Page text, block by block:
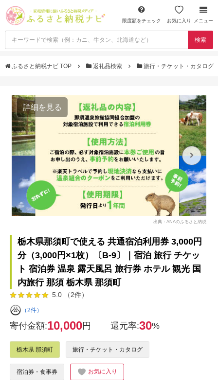
限度額をチェック お気に入り メニュー
検索
ふるさと納税ナビ TOP 返礼品検索 旅行・チケット・カタログ
詳細を見る
出典：ANAのふるさと納税
栃木県那須町で使える 共通宿泊利用券 3,000円
分（3,000円×1枚）〔B-9〕｜宿泊 旅行 チケッ
ト 宿泊券 温泉 露天風呂 旅行券 ホテル 観光 国
内旅行 那須 栃木県 那須町
5.0 （2件）
（2件）
寄付金額:10,000円 還元率:30%
栃木県 那須町 旅行・チケット・カタログ
宿泊券・食事券 お気に入り